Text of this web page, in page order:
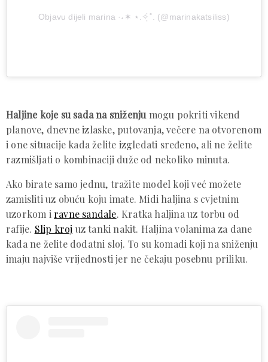
Objavu dijeli marina ·˖✶ ⋆.✧̣̇˚. (@marinakatsiliss)
Haljine koje su sada na sniženju mogu pokriti vikend
planove, dnevne izlaske, putovanja, večere na otvorenom
i one situacije kada želite izgledati sređeno, ali ne želite
razmišljati o kombinaciji duže od nekoliko minuta.
Ako birate samo jednu, tražite model koji već možete
zamisliti uz obuću koju imate. Midi haljina s cvjetnim
uzorkom i ravne sandale. Kratka haljina uz torbu od
rafije. Slip kroj uz tanki nakit. Haljina volanima za dane
kada ne želite dodatni sloj. To su komadi koji na sniženju
imaju najviše vrijednosti jer ne čekaju posebnu priliku.